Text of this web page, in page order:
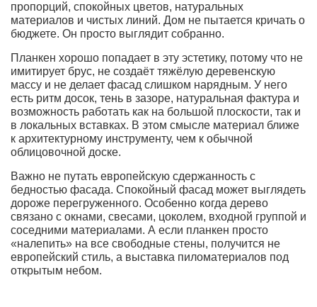
пропорций, спокойных цветов, натуральных
материалов и чистых линий. Дом не пытается кричать о
бюджете. Он просто выглядит собранно.
Планкен хорошо попадает в эту эстетику, потому что не
имитирует брус, не создаёт тяжёлую деревенскую
массу и не делает фасад слишком нарядным. У него
есть ритм досок, тень в зазоре, натуральная фактура и
возможность работать как на большой плоскости, так и
в локальных вставках. В этом смысле материал ближе
к архитектурному инструменту, чем к обычной
облицовочной доске.
Важно не путать европейскую сдержанность с
бедностью фасада. Спокойный фасад может выглядеть
дороже перегруженного. Особенно когда дерево
связано с окнами, свесами, цоколем, входной группой и
соседними материалами. А если планкен просто
«налепить» на все свободные стены, получится не
европейский стиль, а выставка пиломатериалов под
открытым небом.